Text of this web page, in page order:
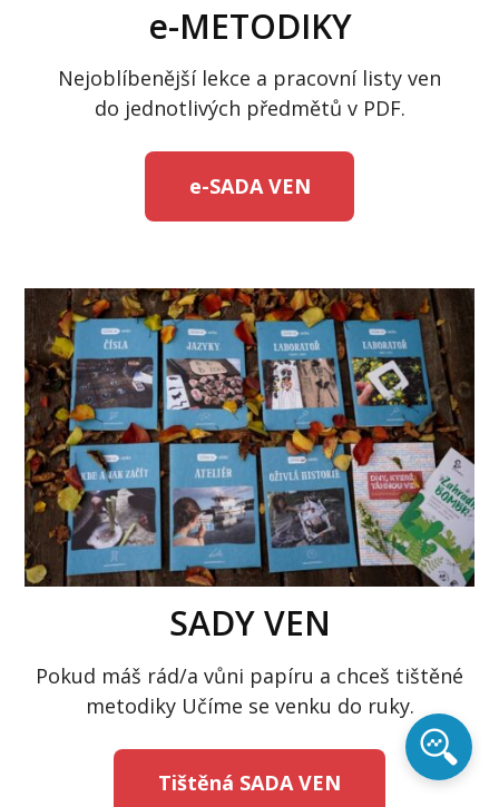
e-METODIKY
Nejoblíbenější lekce a pracovní listy ven
do jednotlivých předmětů v PDF.
e-SADA VEN
SADY VEN
Pokud máš rád/a vůni papíru a chceš tištěné
metodiky Učíme se venku do ruky.
Tištěná SADA VEN